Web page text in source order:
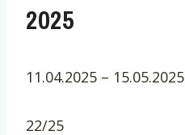
2025
11.04.2025 – 15.05.2025
22/25